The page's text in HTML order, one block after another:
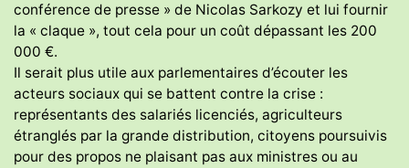
conférence de presse » de Nicolas Sarkozy et lui fournir
la « claque », tout cela pour un coût dépassant les 200
000 €.
Il serait plus utile aux parlementaires d’écouter les
acteurs sociaux qui se battent contre la crise :
représentants des salariés licenciés, agriculteurs
étranglés par la grande distribution, citoyens poursuivis
pour des propos ne plaisant pas aux ministres ou au